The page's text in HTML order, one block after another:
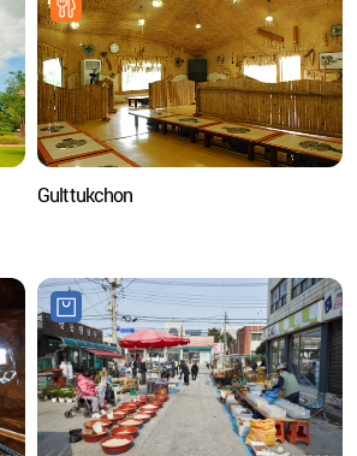
Gulttukchon